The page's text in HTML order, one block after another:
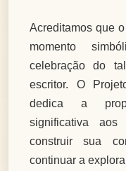
Acreditamos que
momento
celebração do
escritor. O
dedica a
significativa
construir sua
continuar a